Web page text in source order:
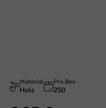
Material
Holz
Pro Box
250